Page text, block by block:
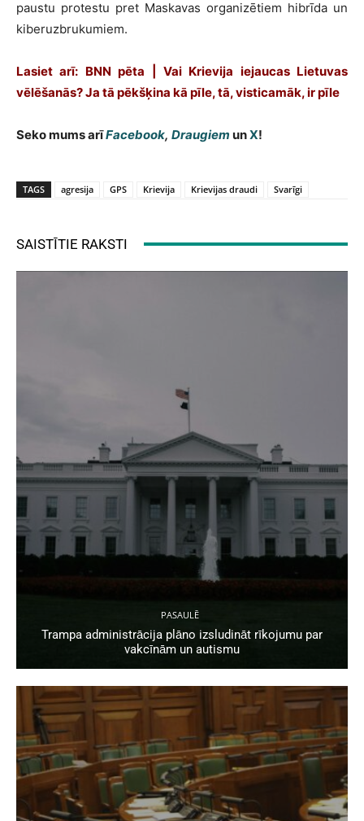
paustu protestu pret Maskavas organizētiem hibrīda un
kiberuzbrukumiem.
Lasiet arī: BNN pēta | Vai Krievija iejaucas Lietuvas
vēlēšanās? Ja tā pēkšķina kā pīle, tā, visticamāk, ir pīle
Seko mums arīFacebook, Draugiem unX!
TAGS agresija GPS Krievija Krievijas draudi Svarīgi
SAISTĪTIE RAKSTI
PASAULĒ
Trampa administrācija plāno izsludināt rīkojumu par
vakcīnām un autismu